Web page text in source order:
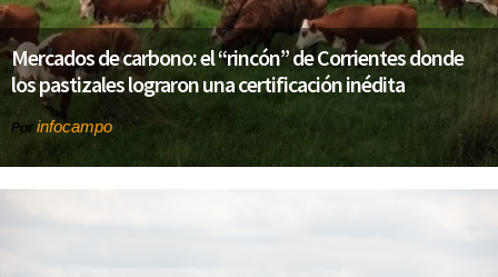
Mercados de carbono: el “rincón” de Corrientes donde
los pastizales lograron una certificación inédita
Por infocampo